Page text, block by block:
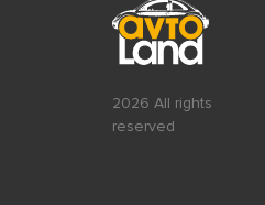
2026 All rights
reserved